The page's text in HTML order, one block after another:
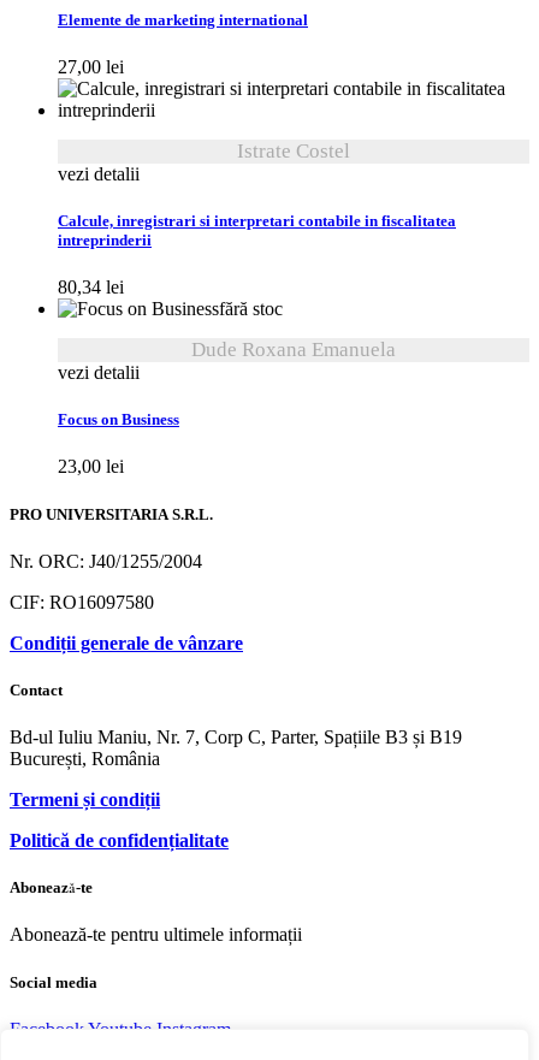
Elemente de marketing international
27,00 lei
Istrate Costel
vezi detalii
Calcule, inregistrari si interpretari contabile in fiscalitatea
intreprinderii
80,34 lei
fără stoc
Dude Roxana Emanuela
vezi detalii
Focus on Business
23,00 lei
PRO UNIVERSITARIA S.R.L.
Nr. ORC: J40/1255/2004
CIF: RO16097580
Condiții generale de vânzare
Contact
Bd-ul Iuliu Maniu, Nr. 7, Corp C, Parter, Spațiile B3 și B19
București, România
Termeni și condiții
Politică de confidențialitate
Abonează-te
Abonează-te pentru ultimele informații
Social media
FacebookYoutube Instagram